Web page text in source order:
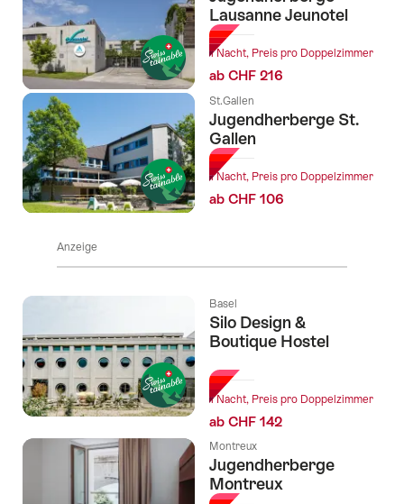
Lausanne Jeunotel
1 Nacht, Preis pro Doppelzimmer
ab CHF 216
St.Gallen
Jugendherberge St.
Gallen
1 Nacht, Preis pro Doppelzimmer
ab CHF 106
Anzeige
Basel
Silo Design &
Boutique Hostel
1 Nacht, Preis pro Doppelzimmer
ab CHF 142
Montreux
Jugendherberge
Montreux